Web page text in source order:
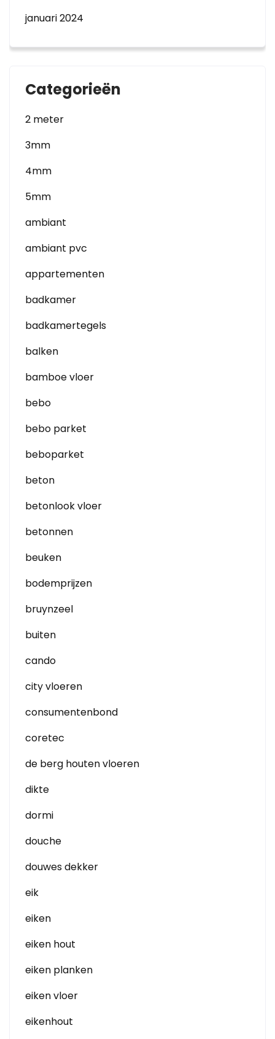
januari 2024
Categorieën
2 meter
3mm
4mm
5mm
ambiant
ambiant pvc
appartementen
badkamer
badkamertegels
balken
bamboe vloer
bebo
bebo parket
beboparket
beton
betonlook vloer
betonnen
beuken
bodemprijzen
bruynzeel
buiten
cando
city vloeren
consumentenbond
coretec
de berg houten vloeren
dikte
dormi
douche
douwes dekker
eik
eiken
eiken hout
eiken planken
eiken vloer
eikenhout